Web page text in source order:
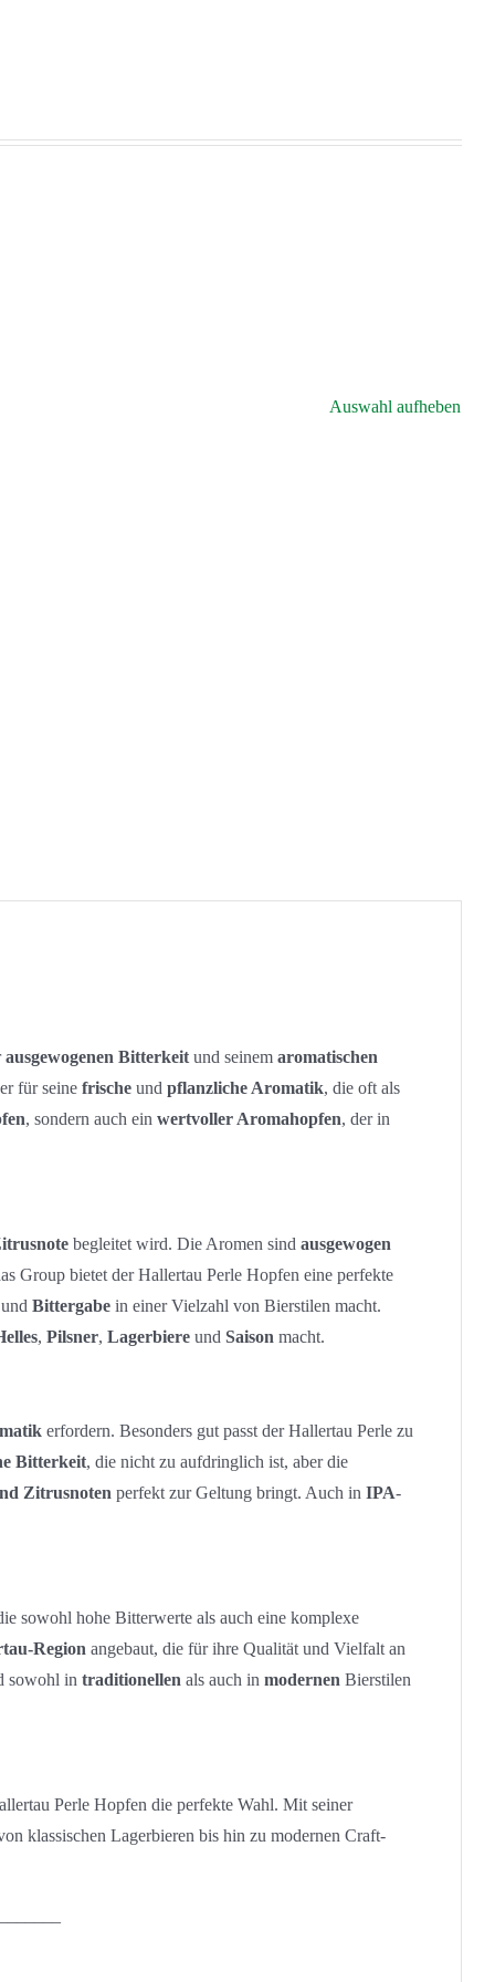
Auswahl aufheben
ausgewogenen Bitterkeit und seinem aromatischen
für seine frische und pflanzliche Aromatik, die oft als
, sondern auch ein wertvoller Aromahopfen, der in
begleitet wird. Die Aromen sind ausgewogen
Group bietet der Hallertau Perle Hopfen eine perfekte
Bittergabe in einer Vielzahl von Bierstilen macht.
, Pilsner, Lagerbiere und Saison macht.
erfordern. Besonders gut passt der Hallertau Perle zu
Bitterkeit, die nicht zu aufdringlich ist, aber die
Zitrusnoten perfekt zur Geltung bringt. Auch in IPA-
sowohl hohe Bitterwerte als auch eine komplexe
Region angebaut, die für ihre Qualität und Vielfalt an
sowohl in traditionellen als auch in modernen Bierstilen
Perle Hopfen die perfekte Wahl. Mit seiner
klassischen Lagerbieren bis hin zu modernen Craft-